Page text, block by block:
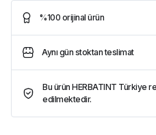
%100 orijinal ürün
Aynı gün stoktan teslimat
Bu ürün HERBATINT Türkiye
edilmektedir.